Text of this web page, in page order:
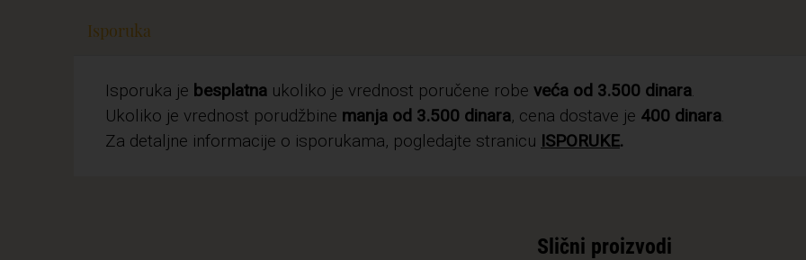
Isporuka
Isporuka je besplatna ukoliko je vrednost poručene robe veća od 3.500 dinara.
Ukoliko je vrednost porudžbine manja od 3.500 dinara, cena dostave je 400 dinara.
Za detaljne informacije o isporukama, pogledajte stranicu ISPORUKE.
Slični proizvodi